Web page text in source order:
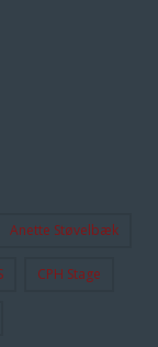
Anette Støvelbæk
CPH Stage